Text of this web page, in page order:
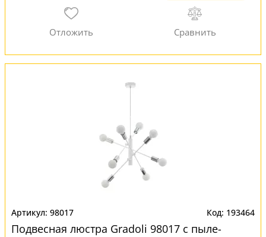
98017 193464
Подвесная люстра Gradoli 98017 с пыле-